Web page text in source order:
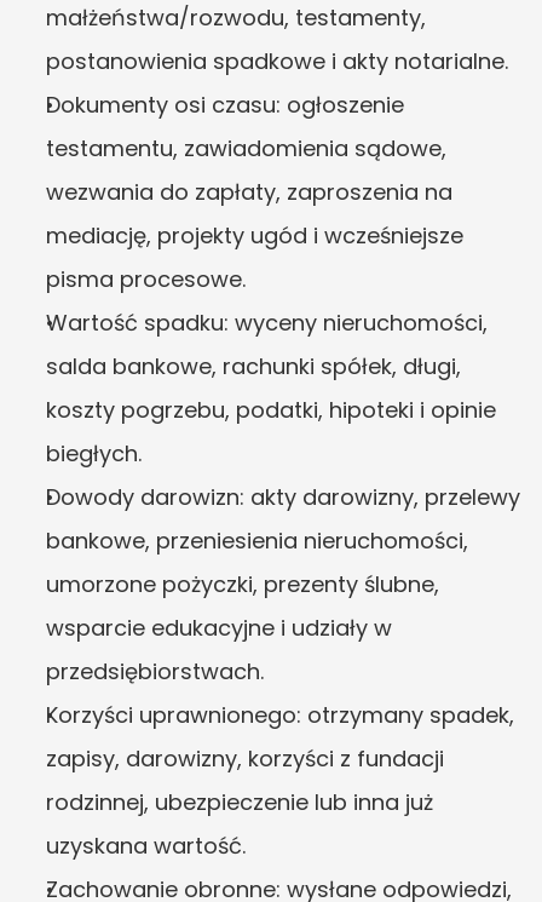
małżeństwa/rozwodu, testamenty,
postanowienia spadkowe i akty notarialne.
Dokumenty osi czasu: ogłoszenie
testamentu, zawiadomienia sądowe,
wezwania do zapłaty, zaproszenia na
mediację, projekty ugód i wcześniejsze
pisma procesowe.
Wartość spadku: wyceny nieruchomości,
salda bankowe, rachunki spółek, długi,
koszty pogrzebu, podatki, hipoteki i opinie
biegłych.
Dowody darowizn: akty darowizny, przelewy
bankowe, przeniesienia nieruchomości,
umorzone pożyczki, prezenty ślubne,
wsparcie edukacyjne i udziały w
przedsiębiorstwach.
Korzyści uprawnionego: otrzymany spadek,
zapisy, darowizny, korzyści z fundacji
rodzinnej, ubezpieczenie lub inna już
uzyskana wartość.
Zachowanie obronne: wysłane odpowiedzi,